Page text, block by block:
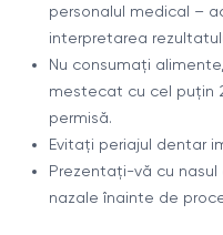
personalul medical –
interpretarea
Nu consumați
mestecat cu cel puțin
permisă.
Evitați periajul dentar
Prezentați-vă cu
nazale înainte de